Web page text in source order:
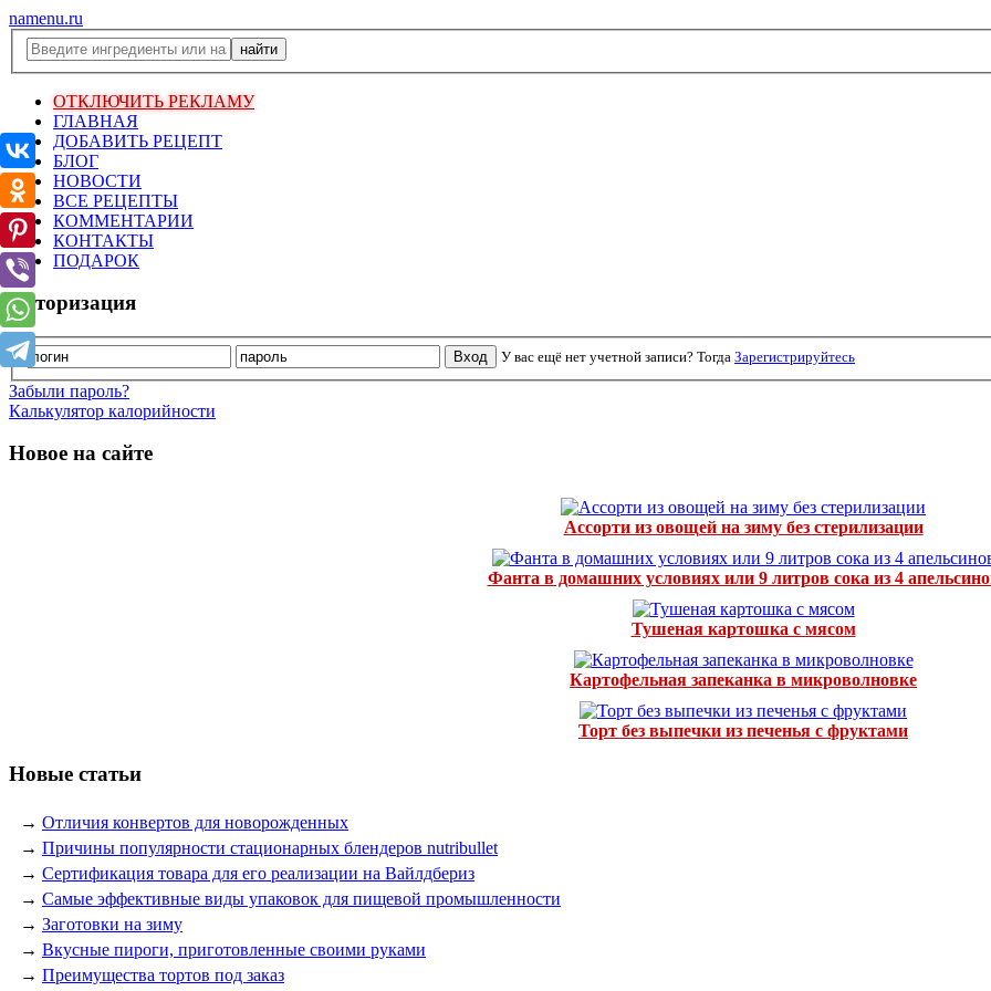
namenu.ru
ОТКЛЮЧИТЬ РЕКЛАМУ
ГЛАВНАЯ
ДОБАВИТЬ РЕЦЕПТ
БЛОГ
НОВОСТИ
ВСЕ РЕЦЕПТЫ
КОММЕНТАРИИ
КОНТАКТЫ
ПОДАРОК
Авторизация
У вас ещё нет учетной записи? Тогда Зарегистрируйтесь
Забыли пароль?
Калькулятор калорийности
Новое на сайте
Ассорти из овощей на зиму без стерилизации
Фанта в домашних условиях или 9 литров сока из 4
Тушеная картошка с мясом
Картофельная запеканка в микроволновке
Торт без выпечки из печенья с фруктами
Новые статьи
→ Отличия конвертов для новорожденных
→ Причины популярности стационарных блендеров nutribullet
→ Сертификация товара для его реализации на Вайлдбериз
→ Самые эффективные виды упаковок для пищевой промышленности
→ Заготовки на зиму
→ Вкусные пироги, приготовленные своими руками
→ Преимущества тортов под заказ